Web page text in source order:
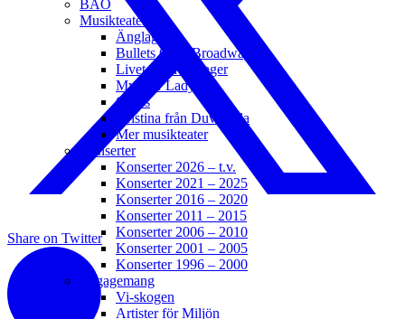
Share on Twitter
BAO
Musikteater
Änglagård
Bullets Over Broadway
Livet är en schlager
My Fair Lady
Chess
Kristina från Duvemåla
Mer musikteater
Konserter
Konserter 2026 – t.v.
Konserter 2021 – 2025
Konserter 2016 – 2020
Konserter 2011 – 2015
Konserter 2006 – 2010
Konserter 2001 – 2005
Konserter 1996 – 2000
Engagemang
Vi-skogen
Artister för Miljön